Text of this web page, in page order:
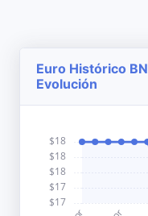
Euro Histórico
Evolución